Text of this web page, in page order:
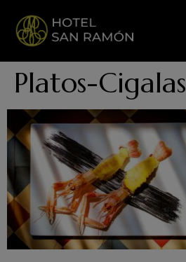
Platos-Cigalas